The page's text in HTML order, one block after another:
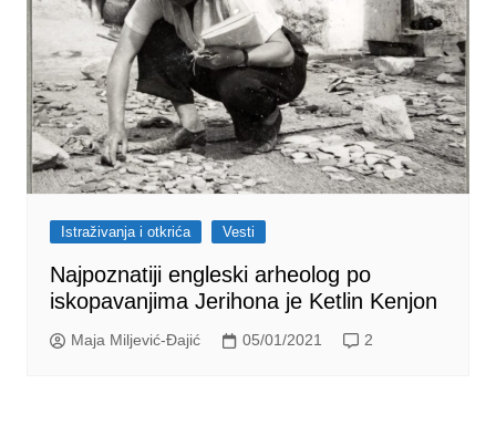
Istraživanja i otkrića Vesti
Najpoznatiji engleski arheolog po
iskopavanjima Jerihona je Ketlin Kenjon
Maja Miljević-Đajić 05/01/2021 2